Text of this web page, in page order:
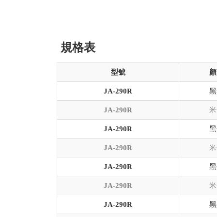
規格表
型號
JA-290R
JA-290R
JA-290R
JA-290R
JA-290R
JA-290R
JA-290R